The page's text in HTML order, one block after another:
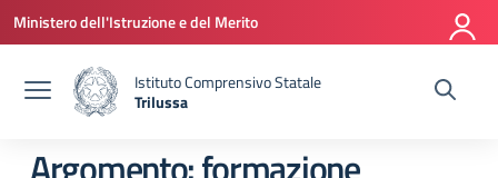
Vai ai contenuti
Vai al menu di navigazione
Vai al footer
Ministero dell'Istruzione e del Merito
Istituto Comprensivo Statale
Trilussa